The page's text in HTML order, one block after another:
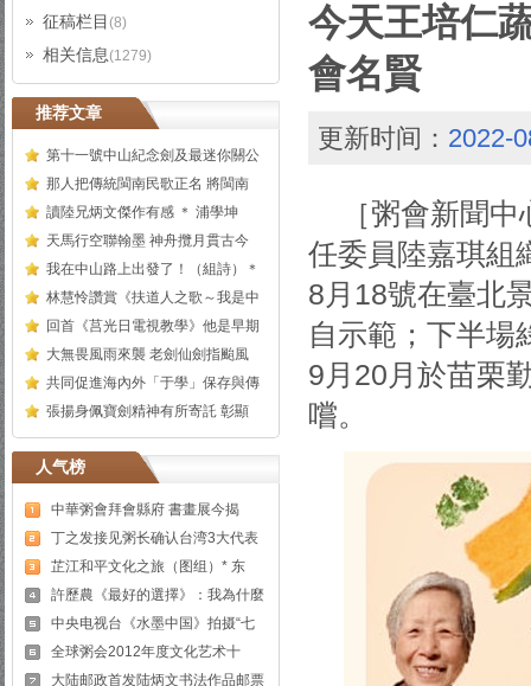
征稿栏目 (8)
相关信息(1279)
推荐文章
第十一號中山紀念劍及最迷你關公
那人把傳統閩南民歌正名 將閩南
讀陸兄炳文傑作有感 ＊ 浦學坤
天馬行空聯翰墨 神舟攬月貫古今
我在中山路上出發了！（組詩）＊
林慧怜讚賞《扶道人之歌～我是中
回首《莒光日電視教學》他是早期
大無畏風雨來襲 老劍仙劍指颱風
共同促進海內外「于學」保存與傳
張揚身佩寶劍精神有所寄託 彰顯
人气榜
中華粥會拜會縣府 書畫展今揭
丁之发接见粥长确认台湾3大代表
芷江和平文化之旅（图组）* 东
許歷農《最好的選擇》：我為什麼
中央电视台《水墨中国》拍摄“七
全球粥会2012年度文化艺术十
大陆邮政首发陆炳文书法作品邮票
今天王培仁
會名賢
更新时间： 2022-
［粥會新聞
任委員陸嘉琪組
8月18號在臺北
自示範；下半場
9月20月於苗栗
嚐。